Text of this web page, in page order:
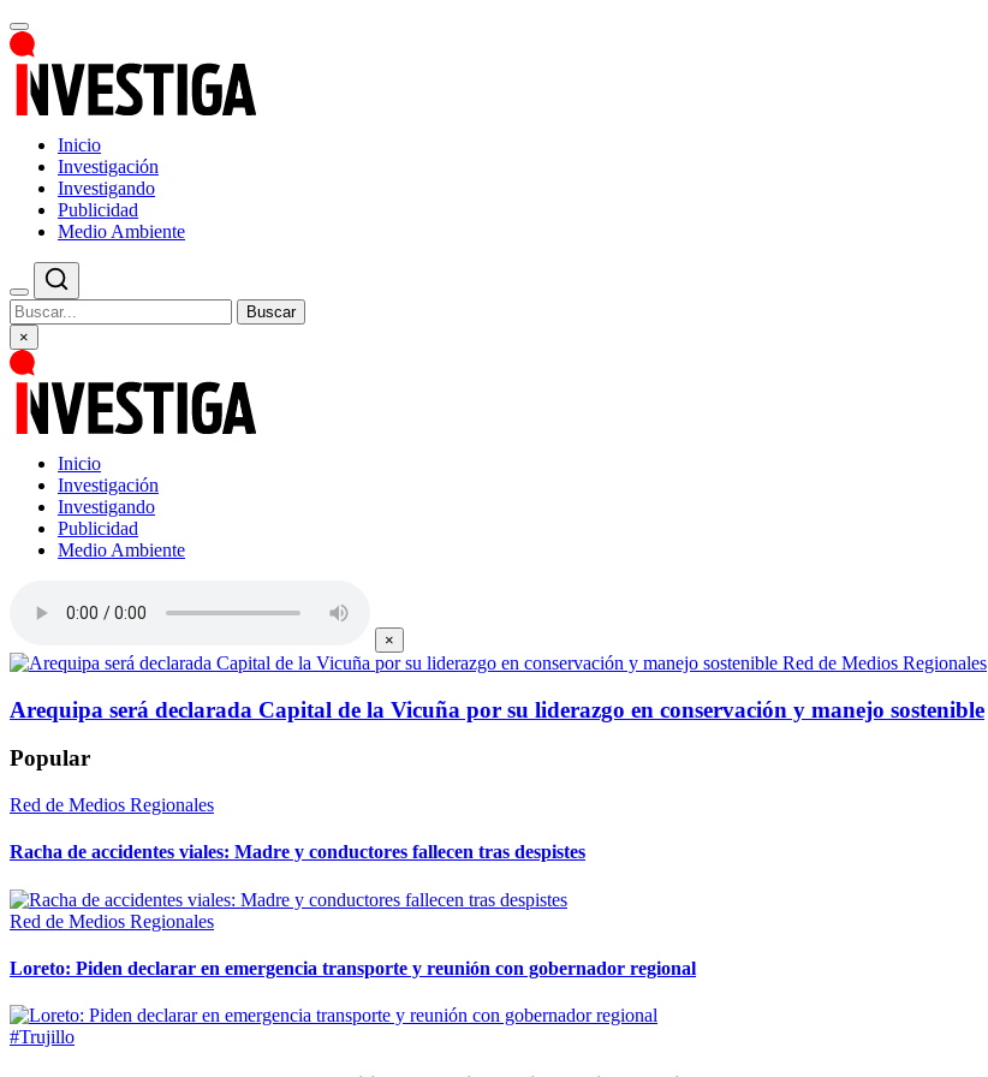
Inicio
Investigación
Investigando
Publicidad
Medio Ambiente
Buscar
×
Inicio
Investigación
Investigando
Publicidad
Medio Ambiente
×
Red de Medios Regionales
Arequipa será declarada Capital de la Vicuña por su liderazgo en conservación y manejo sostenible
Popular
Red de Medios Regionales
Racha de accidentes viales: Madre y conductores fallecen tras despistes
Red de Medios Regionales
Loreto: Piden declarar en emergencia transporte y reunión con gobernador regional
#Trujillo